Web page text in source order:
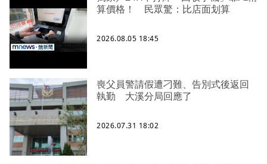
算價格！ 民眾驚：比店面划算
2026.08.05 18:45
喪父員警請假遭刁難、告別式後返回
執勤 大溪分局回應了
2026.07.31 18:02